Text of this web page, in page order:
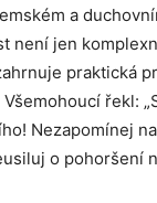
a
není jen
praktická
řekl:
Nezapomínej
o pohoršení